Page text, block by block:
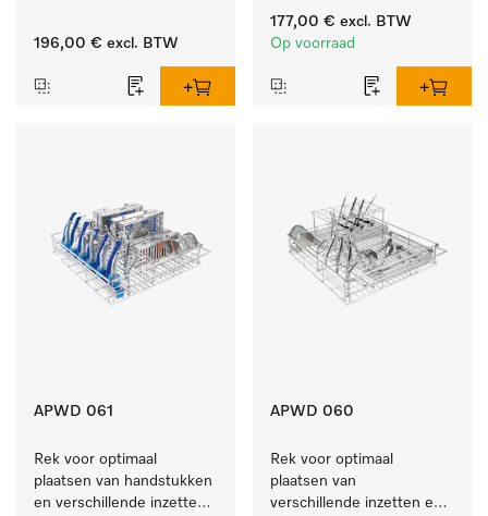
196,00 € excl. BTW
177,00 € excl. BTW
Op voorraad
APWD 061
Rek voor optimaal
plaatsen van handstukken
en verschillende inzetten
APWD 060
Rek voor optimaal
plaatsen van
verschillende inzetten en